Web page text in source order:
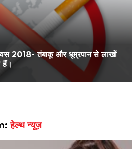
2018- तंबाकू और धूम्रपान से लाखों
हैं।
हेल्थ न्यूज़